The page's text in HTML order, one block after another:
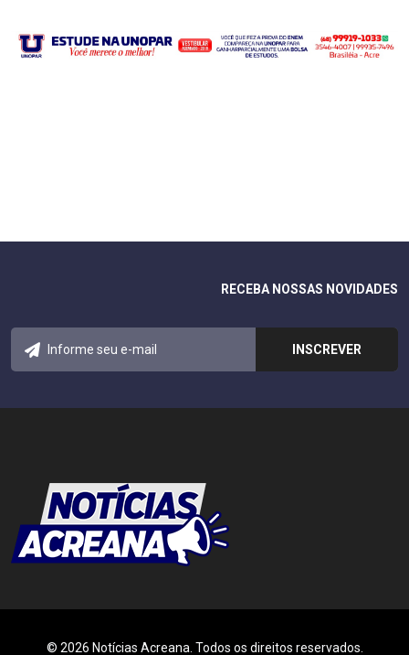
RECEBA NOSSAS NOVIDADES
© 2026 Notícias Acreana. Todos os direitos reservados.